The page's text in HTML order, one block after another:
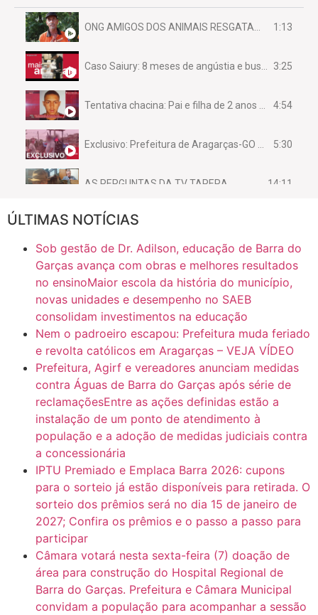
1:13
3:25
4:54
5:30
AS PERGUNTAS DA TV TAPERA 14:11
CASO SAIURY - SEM CORTES
Mini Ginásio de Aragarças- Só a bo$ta 6:31
ÚLTIMAS NOTÍCIAS
Sob gestão de Dr. Adilson, educação de Barra do
Garças avança com obras e melhores resultados
no ensinoMaior escola da história do município,
novas unidades e desempenho no SAEB
consolidam investimentos na educação
Nem o padroeiro escapou: Prefeitura muda feriado
e revolta católicos em Aragarças – VEJA VÍDEO
Prefeitura, Agirf e vereadores anunciam medidas
contra Águas de Barra do Garças após série de
reclamaçõesEntre as ações definidas estão a
instalação de um ponto de atendimento à
população e a adoção de medidas judiciais contra
a concessionária
IPTU Premiado e Emplaca Barra 2026: cupons
para o sorteio já estão disponíveis para retirada. O
sorteio dos prêmios será no dia 15 de janeiro de
2027; Confira os prêmios e o passo a passo para
participar
Câmara votará nesta sexta-feira (7) doação de
área para construção do Hospital Regional de
Barra do Garças. Prefeitura e Câmara Municipal
convidam a população para acompanhar a sessão